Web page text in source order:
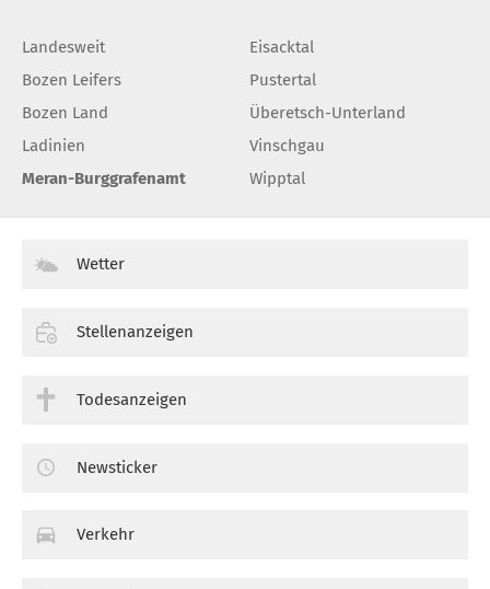
Landesweit
Bozen Leifers
Bozen Land
Ladinien
Meran-Burggrafenamt
Eisacktal
Pustertal
Überetsch-Unterland
Vinschgau
Wipptal
Wetter
Stellenanzeigen
Todesanzeigen
Newsticker
Verkehr